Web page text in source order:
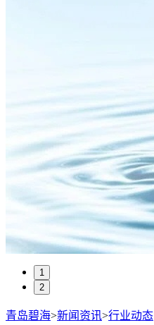
1
2
青岛碧海>新闻资讯>行业动态